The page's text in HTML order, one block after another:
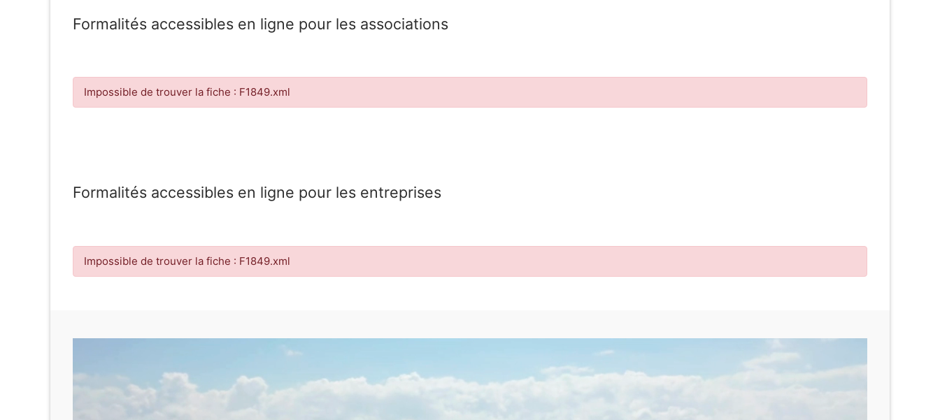
Formalités accessibles en ligne pour les associations
Impossible de trouver la fiche : F1849.xml
Formalités accessibles en ligne pour les entreprises
Impossible de trouver la fiche : F1849.xml